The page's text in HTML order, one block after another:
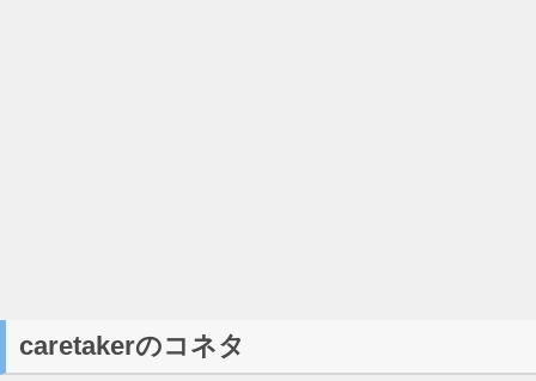
caretakerのコネタ